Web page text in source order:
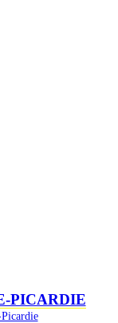
PICARDIE